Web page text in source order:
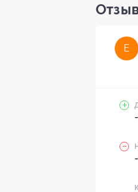
Е
-
-